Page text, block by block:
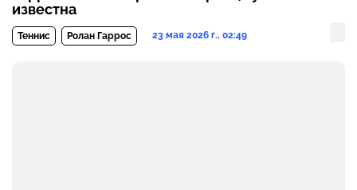
известна
Теннис Ролан Гаррос 23 мая 2026 г., 02:49